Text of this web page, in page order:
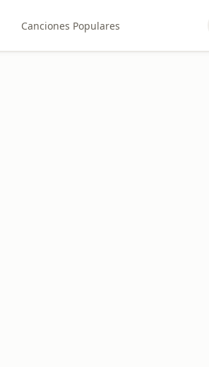
Canciones Populares